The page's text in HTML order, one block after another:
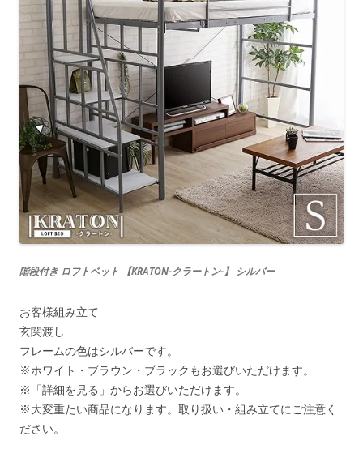
階段付き ロフトベット 【KRATON-クラートン-】 シルバー
お客様組み立て
玄関渡し
フレームの色はシルバーです。
※ホワイト・ブラウン・ブラックもお選びいただけます。
※「詳細を見る」からお選びいただけます。
※大変重たい商品になります。取り扱い・組み立てにご注意く
ださい。